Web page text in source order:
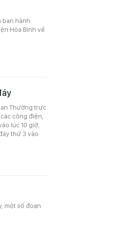
ban hành
Hòa Bình về
Thường trực
công điện,
lúc 10 giờ,
thứ 3 vào
một số đoạn